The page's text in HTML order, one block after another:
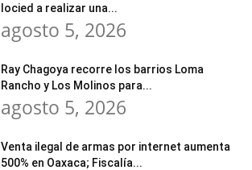
Iocied a realizar una...
agosto 5, 2026
Ray Chagoya recorre los barrios Loma
Rancho y Los Molinos para...
agosto 5, 2026
Venta ilegal de armas por internet aumenta
500% en Oaxaca; Fiscalía...